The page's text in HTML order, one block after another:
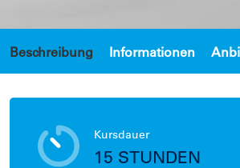
Beschreibung Informationen
Kursdauer
15 STUNDEN